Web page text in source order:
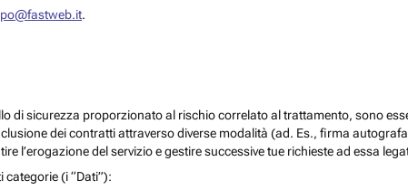
.
di sicurezza proporzionato al rischio correlato al trattamento, sono
dei contratti attraverso diverse modalità (ad. Es., firma
l’erogazione del servizio e gestire successive tue richieste ad essa
(i “Dati”):